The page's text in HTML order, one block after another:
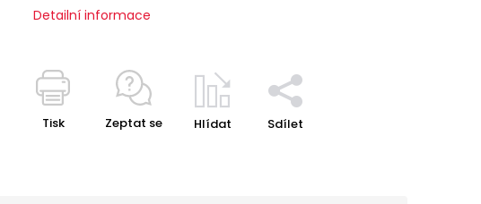
Detailní informace
Tisk Zeptat se Hlídat Sdílet